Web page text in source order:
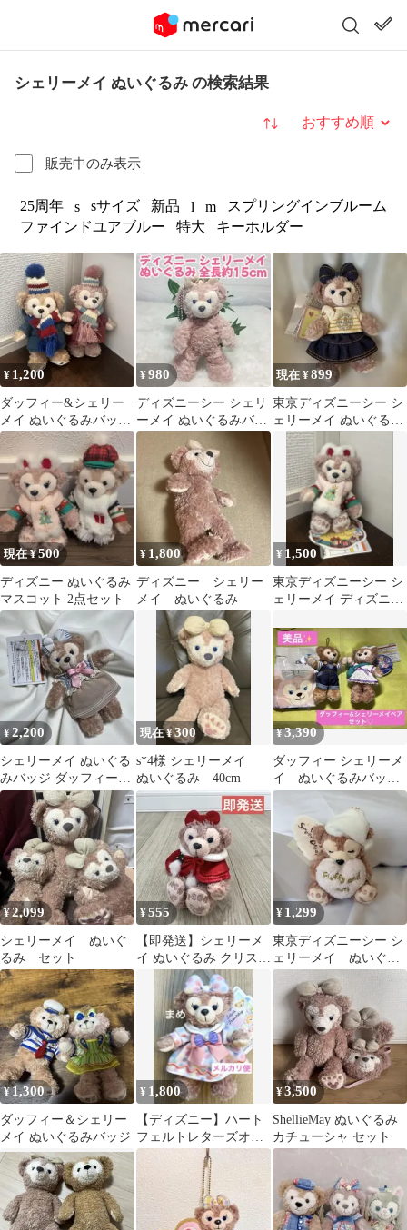
シェリーメイ ぬいぐるみ の検索結果
販売中のみ表示
並び替え
25周年 s sサイズ 新品 l m
スプリングインブルーム
ファインドユアブルー
特大 キーホルダー
¥ 1,200
ダッフィー&シェリー
メイ ぬいぐるみバッジ
冬バージョン 【2012
年】
¥980
ディズニーシー シェリ
ーメイ ぬいぐるみバッ
ジ ぬいバ 全長約15cm
現在 ¥899
東京ディズニーシー シ
ェリーメイ ぬいぐるみ
バッジ
現在 ¥500
ディズニー ぬいぐるみ
マスコット 2点セット
¥ 1,800
ディズニー シェリー
メイ ぬいぐるみ
¥ 1,500
東京ディズニーシー シ
ェリーメイ ディズニー
チャーム
¥2,200
シェリーメイ ぬいぐる
みバッジ ダッフィーた
ちのかくれんぼ (75)
現在 ¥300
s*4様 シェリーメイ
ぬいぐるみ 40cm
¥3,390
ダッフィー シェリーメ
イ ぬいぐるみバッジ
セット2019（ショッパ
ー付き）
¥2,099
シェリーメイ ぬいぐ
るみ セット
¥555
【即発送】シェリーメ
イ ぬいぐるみ クリスマ
ス ストラップ
¥ 1,299
東京ディズニーシー シ
ェリーメイ ぬいぐる
みバッジ スウィート
ドリームス
¥1,300
ダッフィー＆シェリー
メイ ぬいぐるみバッジ
¥ 1,800
【ディズニー】ハート
フェルトレターズオブ
フレンドシップ シェリ
¥3,500
ShellieMay ぬいぐるみ
カチューシャ セット